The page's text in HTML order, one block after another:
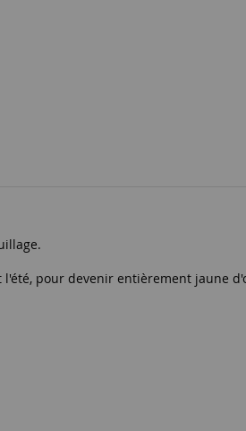
pour devenir entièrement jaune